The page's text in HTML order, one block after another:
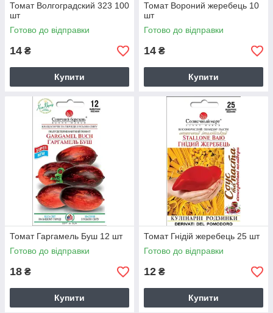
Томат Волгоградский 323 100
шт
Готово до відправки
14 ₴
Купити
Томат Вороний жеребець 10
шт
Готово до відправки
14 ₴
Купити
Томат Гаргамель Буш 12 шт
Готово до відправки
18 ₴
Купити
Томат Гнідій жеребець 25 шт
Готово до відправки
12 ₴
Купити